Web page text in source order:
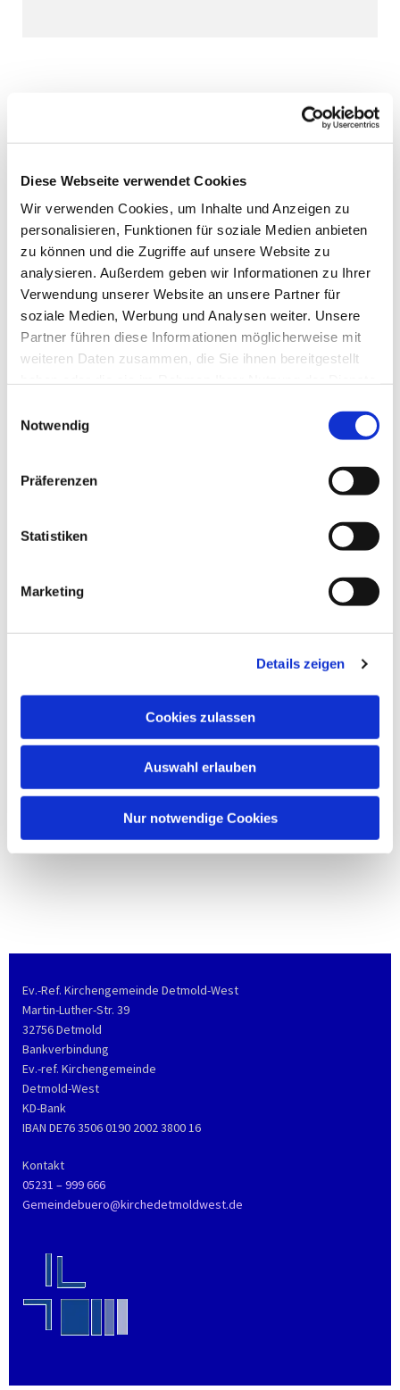
Diese Webseite verwendet Cookies
Wir verwenden Cookies, um Inhalte und Anzeigen zu
personalisieren, Funktionen für soziale Medien anbieten
zu können und die Zugriffe auf unsere Website zu
analysieren. Außerdem geben wir Informationen zu Ihrer
Verwendung unserer Website an unsere Partner für
soziale Medien, Werbung und Analysen weiter. Unsere
Partner führen diese Informationen möglicherweise mit
weiteren Daten zusammen, die Sie ihnen bereitgestellt
Notwendig
Präferenzen
Statistiken
Marketing
Details zeigen
Cookies zulassen
Auswahl erlauben
Nur notwendige Cookies
Dies könnte Sie auch
Ev.-Ref. Kirchengemeinde Detmold-West
Martin-Luther-Str. 39
32756 Detmold
Bankverbindung
Ev.-ref. Kirchengemeinde
Detmold-West
KD-Bank
IBAN DE76 3506 0190 2002 3800 16
Kontakt
05231 – 999 666
Gemeindebuero@kirchedetmoldwest.de